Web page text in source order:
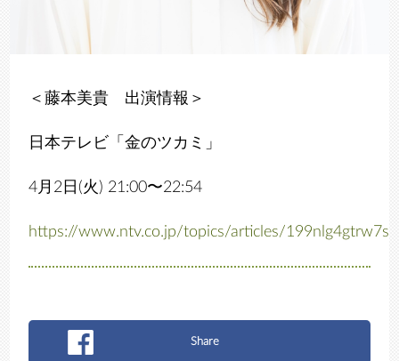
＜藤本美貴 出演情報＞
日本テレビ「金のツカミ」
4月2日(火) 21:00〜22:54
https://www.ntv.co.jp/topics/articles/
Share